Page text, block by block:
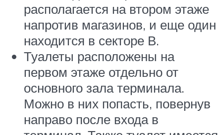
располагается на втором этаже
напротив магазинов, и еще один
находится в секторе В.
Туалеты расположены на
первом этаже отдельно от
основного зала терминала.
Можно в них попасть, повернув
направо после входа в